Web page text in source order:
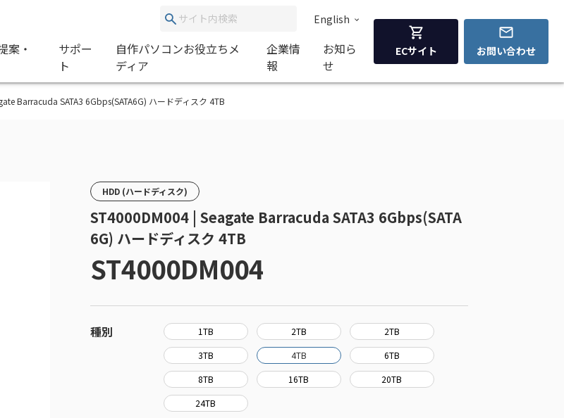
English
案・
サポー
ト
自作パソコンお役立ちメ
ディア
企業情
報
お知ら
せ
ECサイト お問い合わせ
Barracuda SATA3 6Gbps(SATA6G) ハードディスク 4TB
HDD (ハードディスク)
ST4000DM004 | Seagate Barracuda SATA3 6Gbps(SATA
6G) ハードディスク 4TB
ST4000DM004
種別 1TB 2TB
2TB
3TB
4TB
6TB
8TB
16TB
20TB
24TB